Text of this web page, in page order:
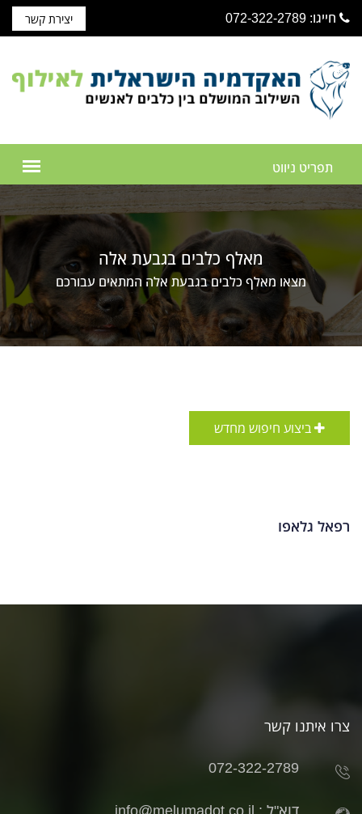
חייגו: 072-322-2789 יצירת קשר
מאלף כלבים בגבעת אלה
מצאו מאלף כלבים בגבעת אלה המתאים עבורכם
ביצוע חיפוש מחדש
רפאל גלאפו
צרו איתנו קשר
072-322-2789